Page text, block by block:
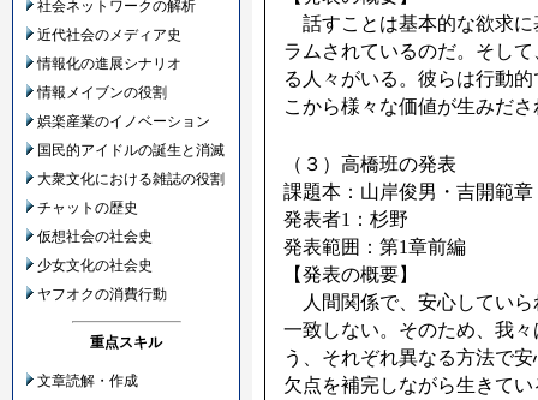
社会ネットワークの解析
近代社会のメディア史
情報化の進展シナリオ
情報メイブンの役割
娯楽産業のイノベーション
国民的アイドルの誕生と消滅
大衆文化における雑誌の役割
チャットの歴史
仮想社会の社会史
少女文化の社会史
ヤフオクの消費行動
重点スキル
文章読解・作成
話すことは基本的な欲求に
ラムされているのだ。そし
る人々がいる。彼らは行動
こから様々な価値が生みだ
（３）高橋班の発表
課題本：山岸俊男・吉開範
発表者1：杉野
発表範囲：第1章前編
【発表の概要】
人間関係で、安心していら
一致しない。そのため、我
う、それぞれ異なる方法で
欠点を補完しながら生きてい